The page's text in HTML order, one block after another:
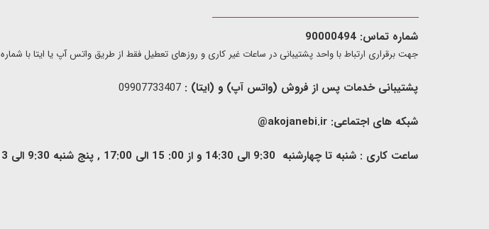
شماره تماس: 90000494
​​جهت برقراری ارتباط با واحد پشتیبانی در ساعات غیر کاری و روزهای تعطیل فقط از طریق واتس آپ یا ایتا با شماره 09914118710 اقدام فرمایید.
پشتیبانی خدمات پس از فروش (واتس آپ) و (ایتا) :
شبکه های اجتماعی: akojanebi.ir@
ساعت کاری : شنبه تا چهارشنبه 9:30 الی 14:30 و از 00: 15 الی 17:00 , پنج شنبه 9:30 الی 13